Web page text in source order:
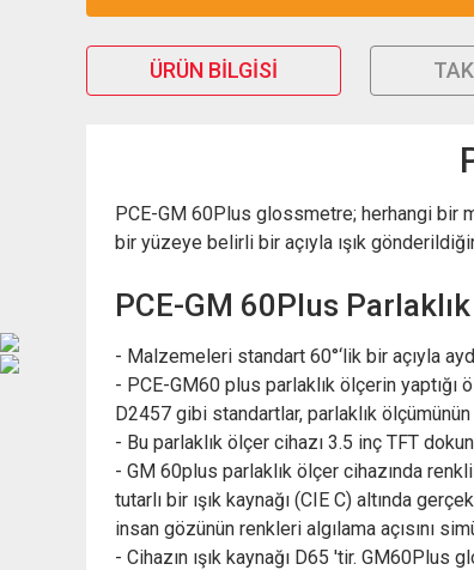
ÜRÜN BILGISI
PCE-GM 60Plus glossmetre; herhangi bir
bir yüzeye belirli bir açıyla ışık
PCE-GM 60Plus
- Malzemeleri standart 60°‘lik bir açıyla
- PCE-GM60 plus parlaklık ölçerin
D2457 gibi standartlar, parlaklık
- Bu parlaklık ölçer cihazı 3.5 inç TFT
- GM 60plus parlaklık ölçer cihazında
tutarlı bir ışık kaynağı (CIE C) altında
insan gözünün renkleri algılama açısını
- Cihazın ışık kaynağı D65 'tir. GM60Plus